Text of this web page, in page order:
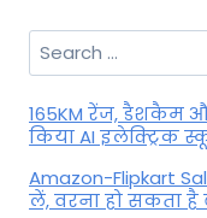
Search
for:
165KM रेंज, डैशकैम
किया AI इलेक्ट्रिक
Amazon-Flipkart
लें, वरना हो सकता है